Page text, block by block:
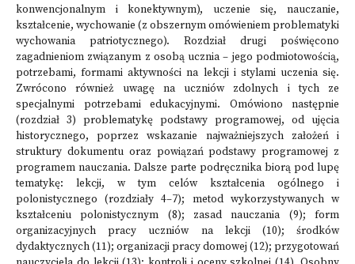
konwencjonalnym i konektywnym), uczenie się, nauczanie,
kształcenie, wychowanie (z obszernym omówieniem problematyki
wychowania patriotycznego). Rozdział drugi poświęcono
zagadnieniom związanym z osobą ucznia – jego podmiotowością,
potrzebami, formami aktywności na lekcji i stylami uczenia się.
Zwrócono również uwagę na uczniów zdolnych i tych ze
specjalnymi potrzebami edukacyjnymi. Omówiono następnie
(rozdział 3) problematykę podstawy programowej, od ujęcia
historycznego, poprzez wskazanie najważniejszych założeń i
struktury dokumentu oraz powiązań podstawy programowej z
programem nauczania. Dalsze parte podręcznika biorą pod lupę
tematykę: lekcji, w tym celów kształcenia ogólnego i
polonistycznego (rozdziały 4–7); metod wykorzystywanych w
kształceniu polonistycznym (8); zasad nauczania (9); form
organizacyjnych pracy uczniów na lekcji (10); środków
dydaktycznych (11); organizacji pracy domowej (12); przygotowań